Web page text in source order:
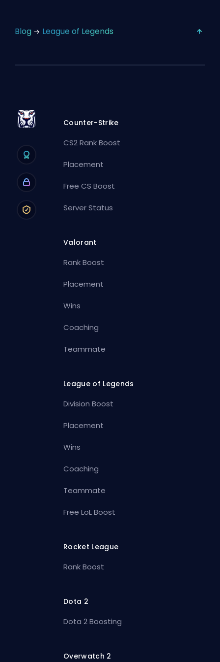
Blog League of Legends
Counter-Strike
CS2 Rank Boost
Placement
Free CS Boost
Server Status
Valorant
Rank Boost
Placement
Wins
Coaching
Teammate
League of Legends
Division Boost
Placement
Wins
Coaching
Teammate
Free LoL Boost
Rocket League
Rank Boost
Dota 2
Dota 2 Boosting
Overwatch 2